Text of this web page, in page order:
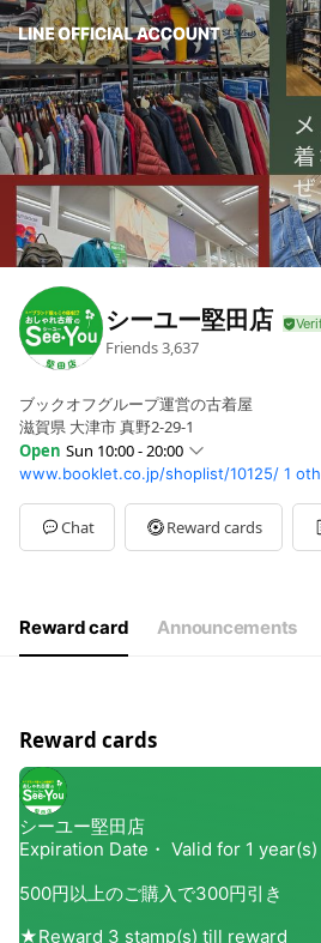
シーユー堅田店
Friends3,637
ブックオフグループ運営の古着屋
滋賀県 大津市 真野2-29-1
Open Sun 10:00 - 20:00
Sun10:00 - 20:00
Mon10:00 - 20:00
Tue10:00 - 20:00
Wed10:00 - 20:00
年中無休
www.booklet.co.jp/shoplist/10125/ 1
Chat Reward cards
Reward card Announcements
Reward cards